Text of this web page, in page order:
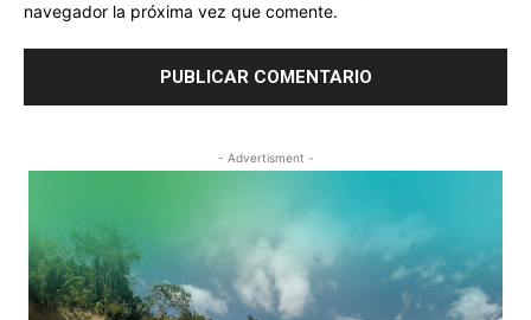
navegador la próxima vez que comente.
- Advertisment -